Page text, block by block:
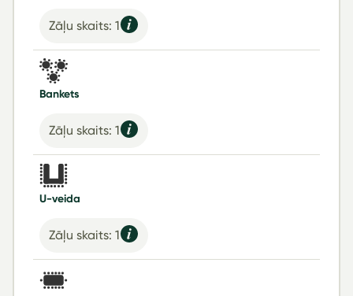
Zāļu skaits: 1
Bankets
Zāļu skaits: 1
U-veida
Zāļu skaits: 1